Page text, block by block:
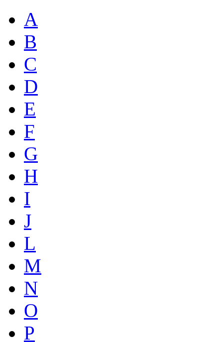
A
B
C
D
E
F
G
H
I
J
L
M
N
O
P